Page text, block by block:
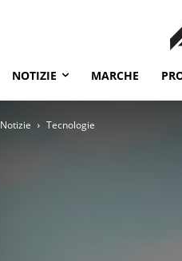
NOTIZIE MARCHE
Notizie Tecnologie